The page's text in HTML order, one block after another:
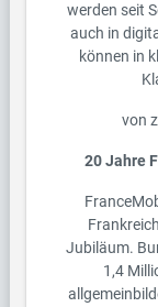
werden seit
auch in
können in
von
20 Jahre
Jubiläum.
1,4